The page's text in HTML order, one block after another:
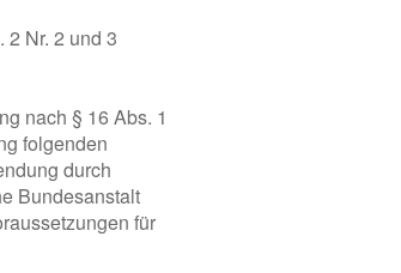
Nr. 2 und 3
nach § 16 Abs. 1
folgenden
durch
Bundesanstalt
für